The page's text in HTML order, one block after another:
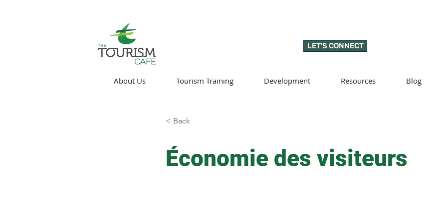
LET'S CONNECT
About Us Tourism Training Development Resources Blog
< Back
Économie des visiteurs